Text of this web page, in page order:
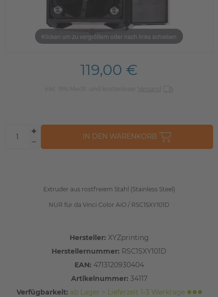
Klicken um zu vergrößern oder nach links schieben
Extruder aus rostfreiem Stahl (Stainless Steel)
NUR für da Vinci Color AiO / RSC1SXY101D
Hersteller: XYZprinting
Herstellernummer: RSC1SXY101D
EAN: 4713120930404
Artikelnummer: 34117
Verfügbarkeit: ab Lager > Lieferzeit 1-3 Werktage
119,00 €
inkl. 19% MwSt. und kostenloser Versand
IN DEN WARENKORB